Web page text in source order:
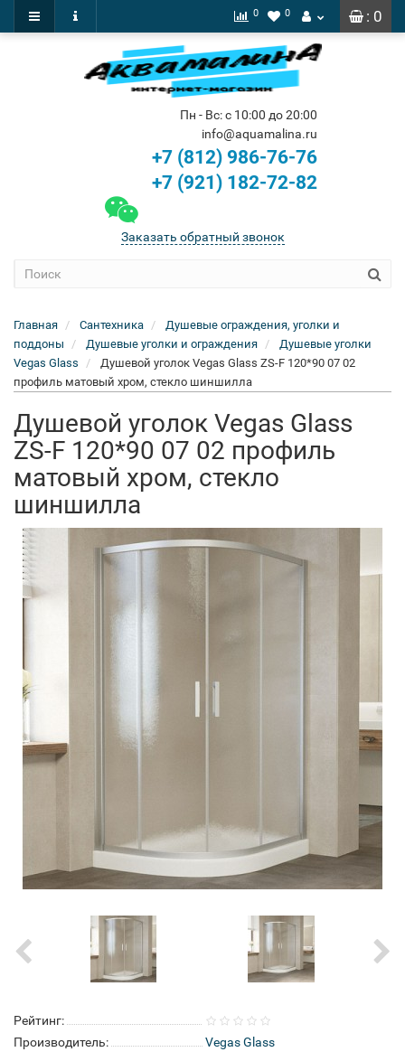
: 0
0 0
Пн - Вс: с 10:00 до 20:00
info@aquamalina.ru
+7 (812) 986-76-76
+7 (921) 182-72-82
Заказать обратный звонок
Главная Сантехника
Душевые ограждения, уголки и
поддоны
Душевые уголки и ограждения
Душевые уголки
Vegas Glass
Душевой уголок Vegas Glass ZS-F 120*90 07 02
профиль матовый хром, стекло шиншилла
Душевой уголок Vegas Glass
ZS-F 120*90 07 02 профиль
матовый хром, стекло
шиншилла
Рейтинг:
Производитель:
Vegas Glass